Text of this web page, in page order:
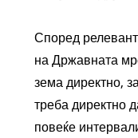
Според
на Државната
зема директно,
треба директно
повеќе